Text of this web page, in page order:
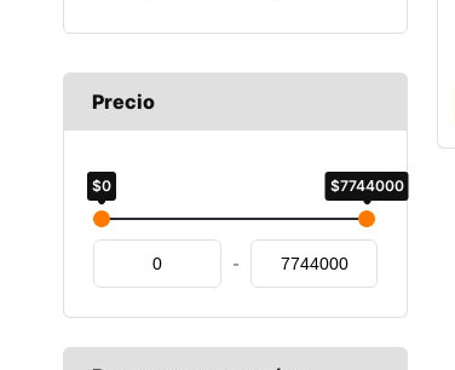
Precio
$0 $7744000
-